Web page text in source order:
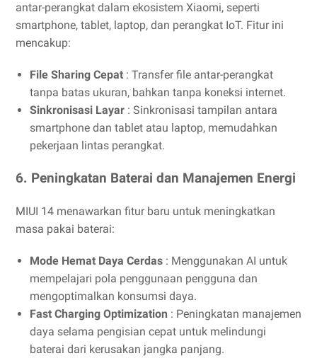
antar-perangkat dalam ekosistem Xiaomi, seperti
smartphone, tablet, laptop, dan perangkat IoT. Fitur ini
mencakup:
File Sharing Cepat : Transfer file antar-perangkat
tanpa batas ukuran, bahkan tanpa koneksi internet.
Sinkronisasi Layar : Sinkronisasi tampilan antara
smartphone dan tablet atau laptop, memudahkan
pekerjaan lintas perangkat.
6. Peningkatan Baterai dan Manajemen Energi
MIUI 14 menawarkan fitur baru untuk meningkatkan
masa pakai baterai:
Mode Hemat Daya Cerdas : Menggunakan AI untuk
mempelajari pola penggunaan pengguna dan
mengoptimalkan konsumsi daya.
Fast Charging Optimization : Peningkatan manajemen
daya selama pengisian cepat untuk melindungi
baterai dari kerusakan jangka panjang.